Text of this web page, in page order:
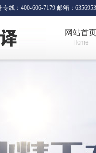
：400-606-7179 邮箱：
网站首
Home